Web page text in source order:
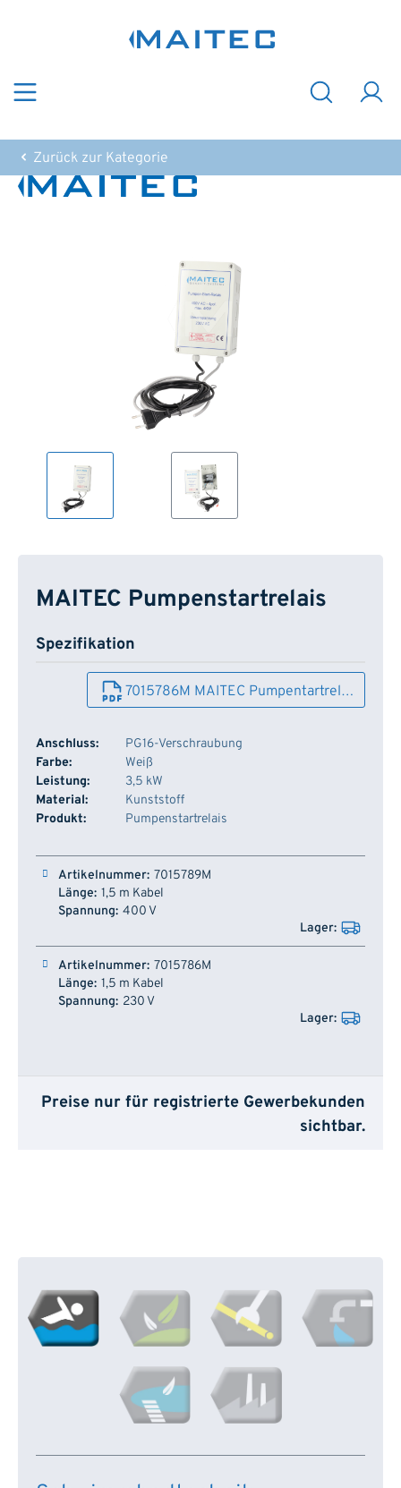
Zurück zur Kategorie
MAITEC Pumpenstartrelais
Spezifikation
7015786M MAITEC Pumpentartrel…
Anschluss:
PG16-Verschraubung
Farbe:
Weiß
Leistung:
3,5 kW
Material:
Kunststoff
Produkt:
Pumpenstartrelais
Artikelnummer Länge Spannung
7015789M
1,5 m Kabel
400 V
7015786M
1,5 m Kabel
230 V
Preise nur für registrierte Gewerbekunden
sichtbar.